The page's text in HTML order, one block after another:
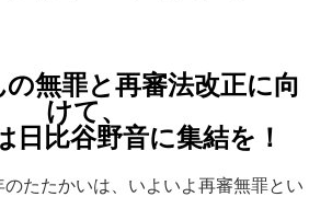
無罪と再審法改正に向
けて、
日比谷野音に集結を！
たたかいは、いよいよ再審無罪とい